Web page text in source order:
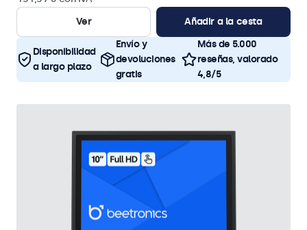
Ver
Añadir a la cesta
Disponibilidad
a largo plazo
Envío y
devoluciones
gratis
Más de 5.000
reseñas, valorado
4,8/5